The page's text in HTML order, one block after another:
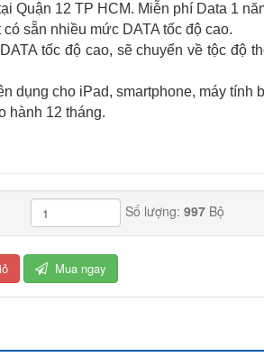
Quận 12 TP HCM. Miễn phí Data 1
sẵn nhiều mức DATA tốc độ cao.
tốc độ cao, sẽ chuyển về tộc độ
dụng cho iPad, smartphone, máy tính
hành 12 tháng.
Số lượng: 997Bộ
Mua ngay